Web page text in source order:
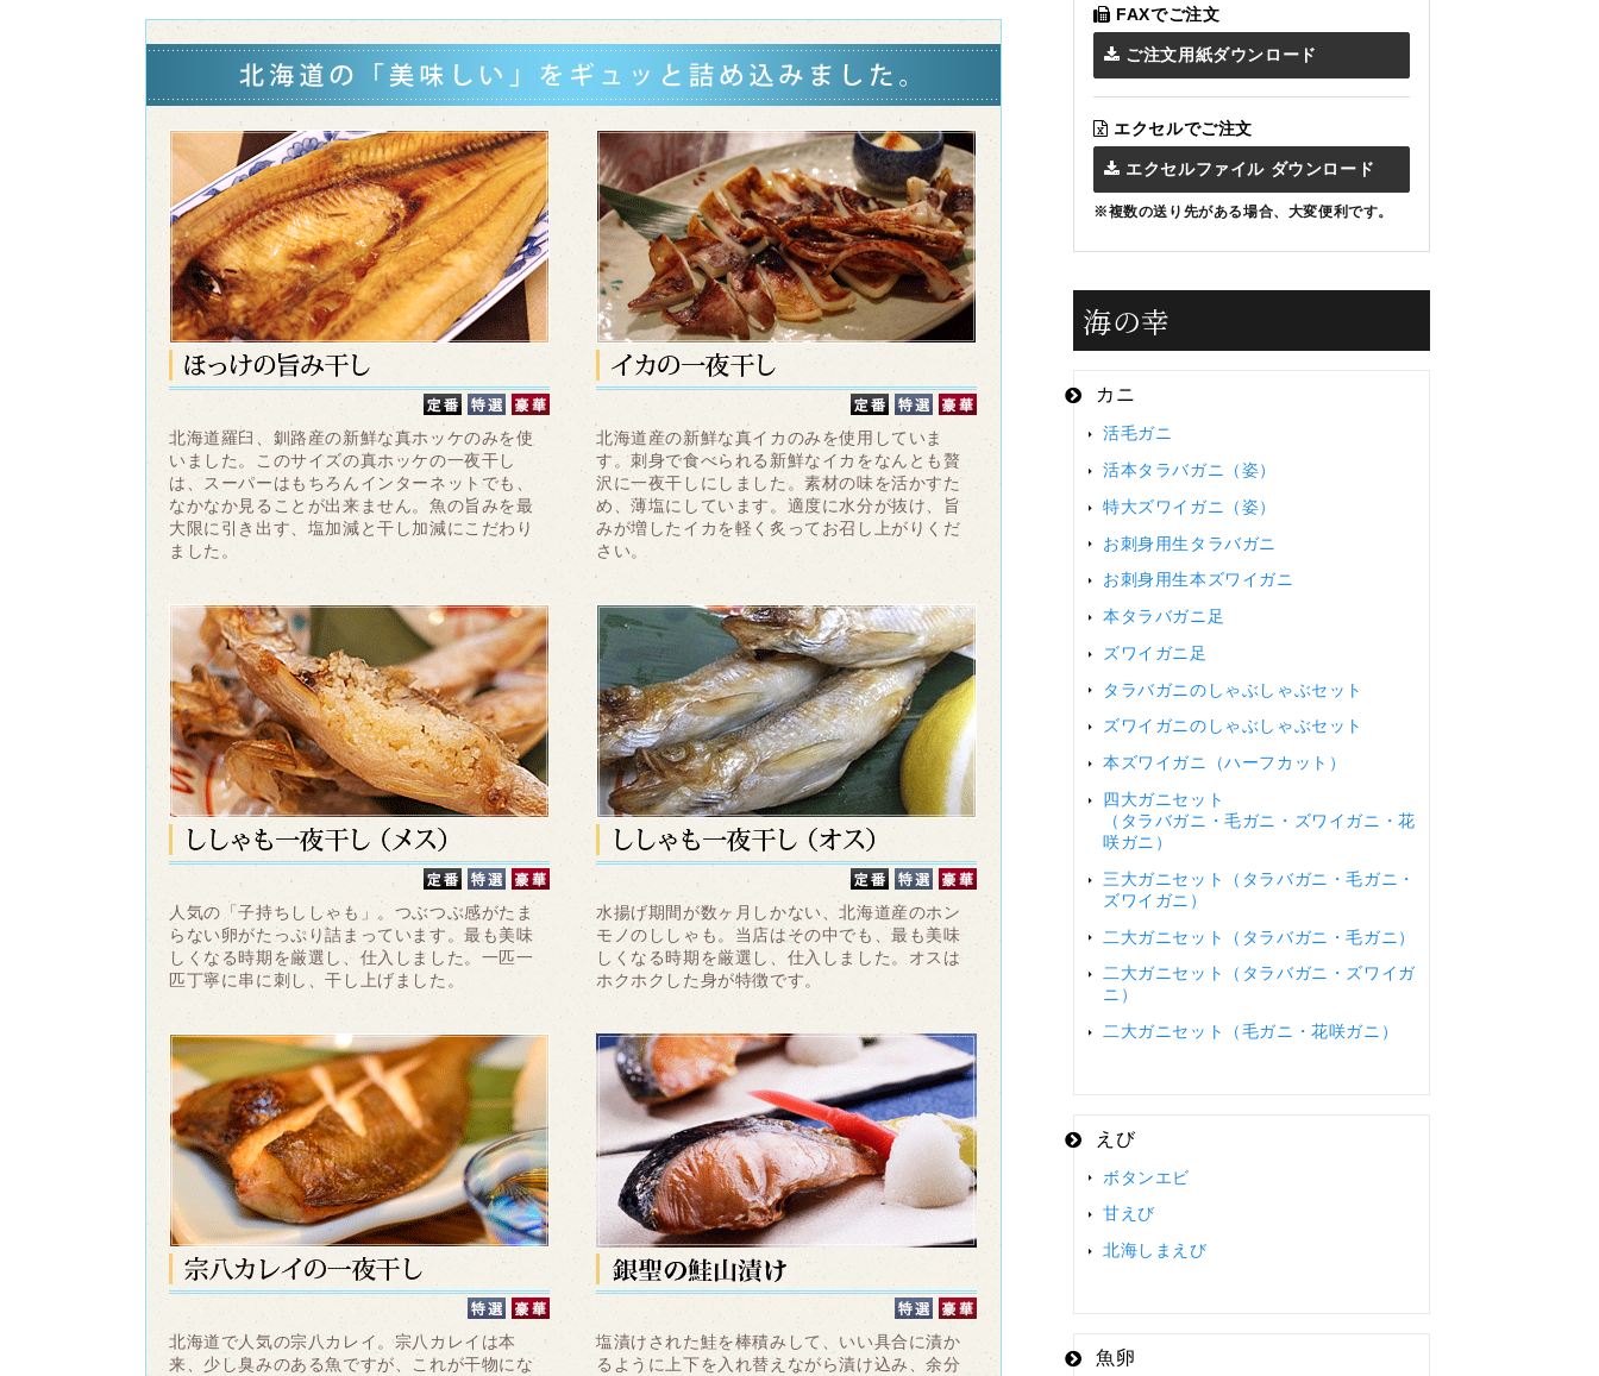
北海道羅臼、釧路産の新鮮な真ホッケのみを使
いました。このサイズの真ホッケの一夜干し
は、スーパーはもちろんインターネットでも、
なかなか見ることが出来ません。魚の旨みを最
大限に引き出す、塩加減と干し加減にこだわり
ました。
北海道産の新鮮な真イカのみを使用していま
す。刺身で食べられる新鮮なイカをなんとも贅
沢に一夜干しにしました。素材の味を活かすた
め、薄塩にしています。適度に水分が抜け、旨
みが増したイカを軽く炙ってお召し上がりくだ
さい。
人気の「子持ちししゃも」。つぶつぶ感がたま
らない卵がたっぷり詰まっています。最も美味
しくなる時期を厳選し、仕入しました。一匹一
匹丁寧に串に刺し、干し上げました。
水揚げ期間が数ヶ月しかない、北海道産のホン
モノのししゃも。当店はその中でも、最も美味
しくなる時期を厳選し、仕入しました。オスは
ホクホクした身が特徴です。
北海道で人気の宗八カレイ。宗八カレイは本
来、少し臭みのある魚ですが、これが干物にな
塩漬けされた鮭を棒積みして、いい具合に漬か
るように上下を入れ替えながら漬け込み、余分
FAXでご注文
ご注文用紙ダウンロード
エクセルでご注文
エクセルファイル ダウンロード
※複数の送り先がある場合、大変便利です。
海の幸
カニ
活毛ガニ
活本タラバガニ（姿）
特大ズワイガニ（姿）
お刺身用生タラバガニ
お刺身用生本ズワイガニ
本タラバガニ足
ズワイガニ足
タラバガニのしゃぶしゃぶセット
ズワイガニのしゃぶしゃぶセット
本ズワイガニ（ハーフカット）
四大ガニセット
（タラバガニ・毛ガニ・ズワイガニ・花
咲ガニ）
三大ガニセット（タラバガニ・毛ガニ・
ズワイガニ）
二大ガニセット（タラバガニ・毛ガニ）
二大ガニセット（タラバガニ・ズワイガ
ニ）
二大ガニセット（毛ガニ・花咲ガニ）
えび
ボタンエビ
甘えび
北海しまえび
魚卵